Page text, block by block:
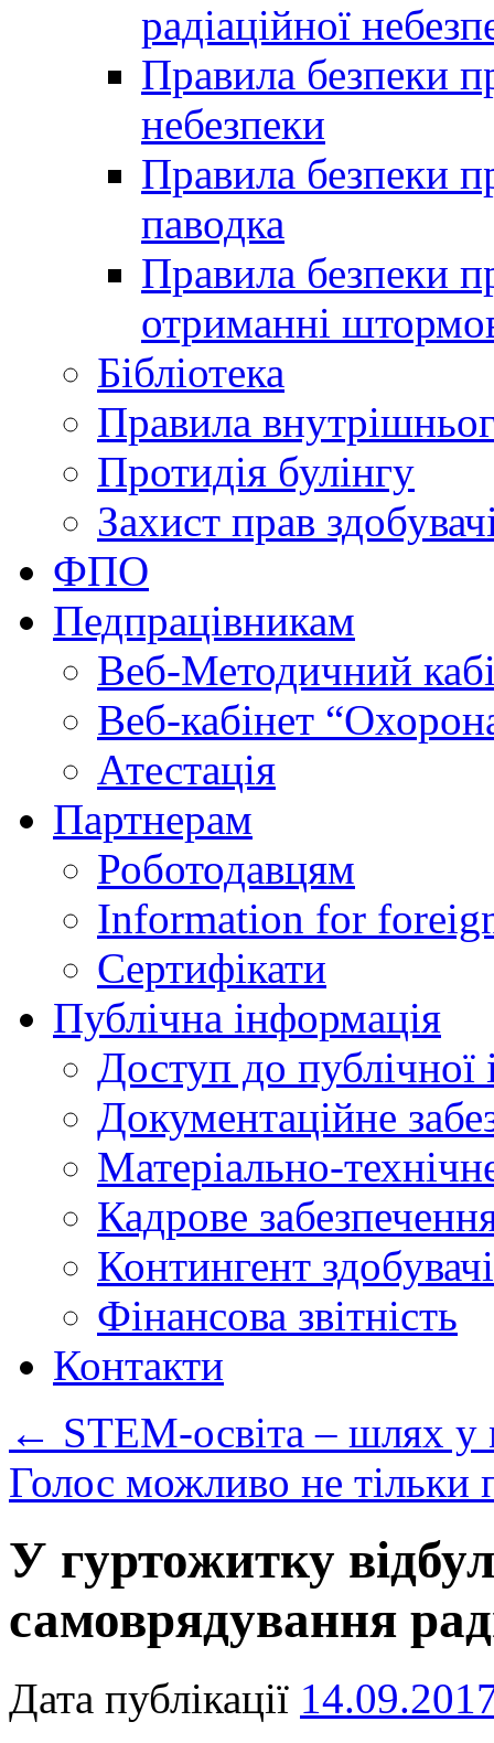
радіаційної
Правила безпеки
небезпеки
Правила безпеки
паводка
Правила безпеки
отриманні
Бібліотека
Правила
Протидія булінгу
Захист прав
ФПО
Педпрацівникам
Веб-Методичний
Веб-кабінет
Атестація
Партнерам
Роботодавцям
Information for
Сертифікати
Публічна інформація
Доступ до публічної
Документаційне
Матеріально-
Кадрове
Контингент
Фінансова звітність
Контакти
← STEM-освіта – шлях у
Голос можливо не
У гуртожитку
самоврядування
Дата публікації